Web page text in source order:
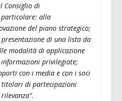
Consiglio di
alla
del piano strategico;
di una lista da
modalità di applicazione
privilegiate;
con i media e con i soci
titolari di partecipazioni